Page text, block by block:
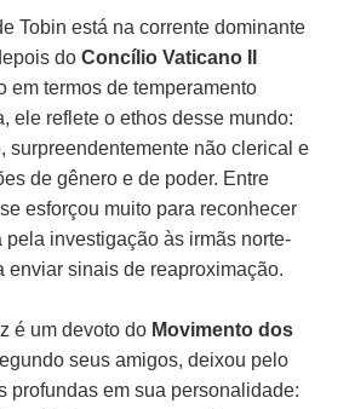
Tobin está na corrente dominante
doConcílio Vaticano II
em termos de temperamento
ele reflete o ethos desse mundo:
surpreendentemente não clerical e
de gênero e de poder. Entre
esforçou muito para reconhecer
pela investigação às irmãs norte-
enviar sinais de reaproximação.
é um devoto do Movimento dos
seus amigos, deixou pelo
profundas em sua personalidade: